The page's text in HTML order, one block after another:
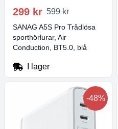
299 kr 599 kr
SANAG A5S Pro Trådlösa
sporthörlurar, Air
Conduction, BT5.0, blå
I lager
-48%